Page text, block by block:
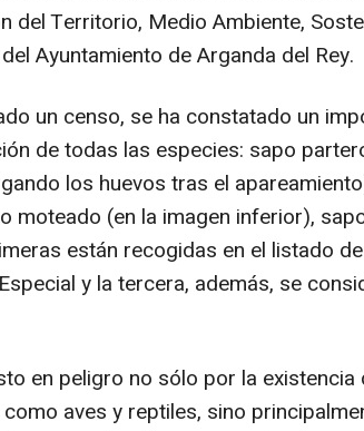
del Territorio, Medio Ambiente,
Ayuntamiento de Arganda del Rey.
un censo, se ha constatado un
de todas las especies: sapo
los huevos tras el
moteado (en la imagen inferior),
están recogidas en el listado
y la tercera, además, se
en peligro no sólo por la existencia
aves y reptiles, sino